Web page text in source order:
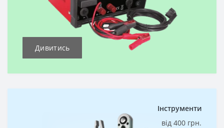
Дивитись
Інструменти
від 400 грн.